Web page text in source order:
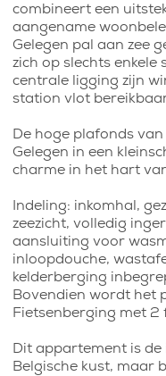
combineert een
aangename
Gelegen pal aan zee
zich op slechts enkele
centrale ligging zijn
station vlot
De hoge plafonds
Gelegen in een
charme in het hart
Indeling: inkomhal,
zeezicht, volledig
aansluiting voor
inloopdouche,
kelderberging
Bovendien wordt het
Fietsenberging met 2
Dit appartement is de
Belgische kust, maar